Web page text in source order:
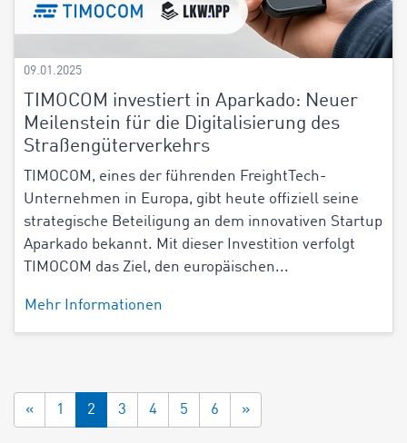
09.01.2025
TIMOCOM investiert in Aparkado: Neuer
Meilenstein für die Digitalisierung des
Straßengüterverkehrs
TIMOCOM, eines der führenden FreightTech-
Unternehmen in Europa, gibt heute offiziell seine
strategische Beteiligung an dem innovativen Startup
Aparkado bekannt. Mit dieser Investition verfolgt
TIMOCOM das Ziel, den europäischen...
Mehr Informationen
« 1 2 3 4 5 6 »